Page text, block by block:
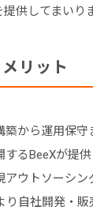
提供してまいり
リット
築から運用保守
るBeeXが提
アウトソーシン
り自社開発・